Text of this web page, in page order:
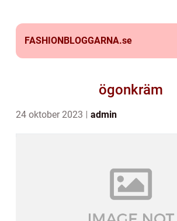
FASHIONBLOGGARNA.se
ögonkräm
24 oktober 2023 admin